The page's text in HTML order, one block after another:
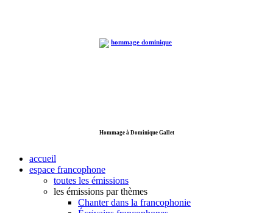
Hommage à Dominique Gallet
accueil
espace francophone
toutes les émissions
les émissions par thèmes
Chanter dans la francophonie